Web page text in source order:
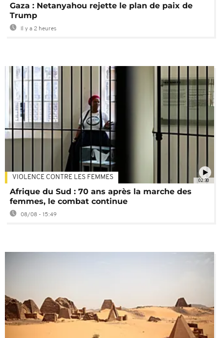
Gaza : Netanyahou rejette le plan de paix de
Trump
Il y a 2 heures
02:30
VIOLENCE CONTRE LES FEMMES
Afrique du Sud : 70 ans après la marche des
femmes, le combat continue
08/08 - 15:49